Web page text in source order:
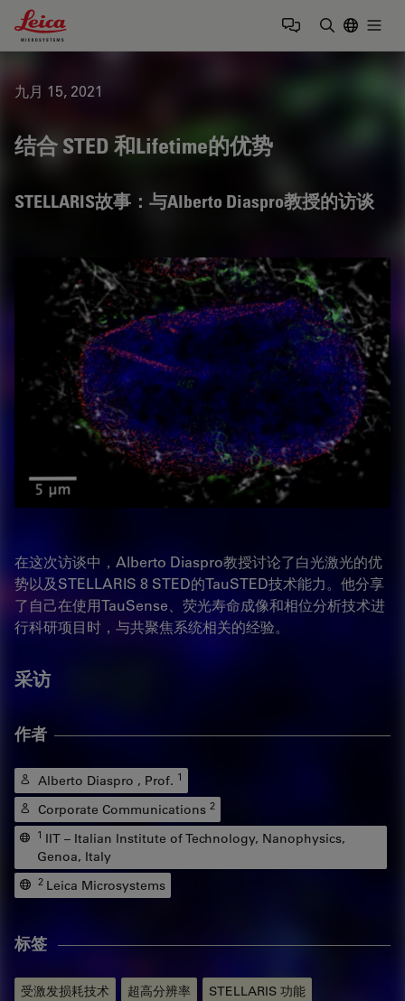
Leica Microsystems Logo
九月 15, 2021
结合 STED 和Lifetime的优势
STELLARIS故事：与Alberto Diaspro教授的访谈
在这次访谈中，Alberto Diaspro教授讨论了白光激光的优
势以及STELLARIS 8 STED的TauSTED技术能力。他分享
了自己在使用TauSense、荧光寿命成像和相位分析技术进
行科研项目时，与共聚焦系统相关的经验。
采访
作者
Alberto Diaspro , Prof. 1
Corporate Communications 2
1 IIT – Italian Institute of Technology, Nanophysics,
Genoa, Italy
2 Leica Microsystems
标签
受激发损耗技术 超高分辨率 STELLARIS 功能